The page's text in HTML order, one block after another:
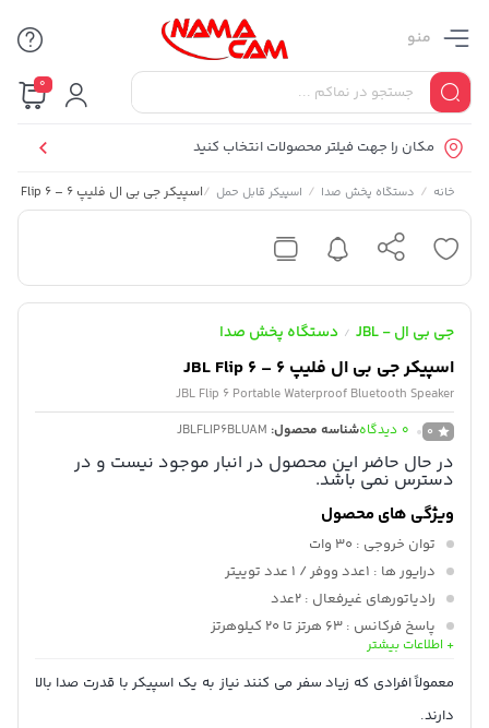
منو
0
مکان را جهت فیلتر محصولات انتخاب کنید
خانه / دستگاه پخش صدا / اسپیکر قابل حمل /اسپیکر جی بی ال فلیپ 6 – JBL Flip 6
جی بی ال - JBL / دستگاه پخش صدا
اسپیکر جی بی ال فلیپ 6 – JBL Flip 6
JBL Flip 6 Portable Waterproof Bluetooth Speaker
0
0 دیدگاهشناسه محصول: JBLFLIP6BLUAM
در حال حاضر این محصول در انبار موجود نیست و در
دسترس نمی باشد.
ویژگی های محصول
توان خروجی : 30 وات
درایور ها : 1عدد ووفر / 1 عدد توییتر
رادیاتورهای غیرفعال : 2عدد
پاسخ فرکانس : 63 هرتز تا 20 کیلوهرتز
اتصال: بلوتوث 5.1
ویژگی: مقاوم در برابر گرد و غبار/آب (IP67)
عمر باتری تخمینی
+ اطلاعات بیشتر
معمولاً افرادی که زیاد سفر می کنند نیاز به یک اسپیکر با قدرت صدا بالا
دارند.